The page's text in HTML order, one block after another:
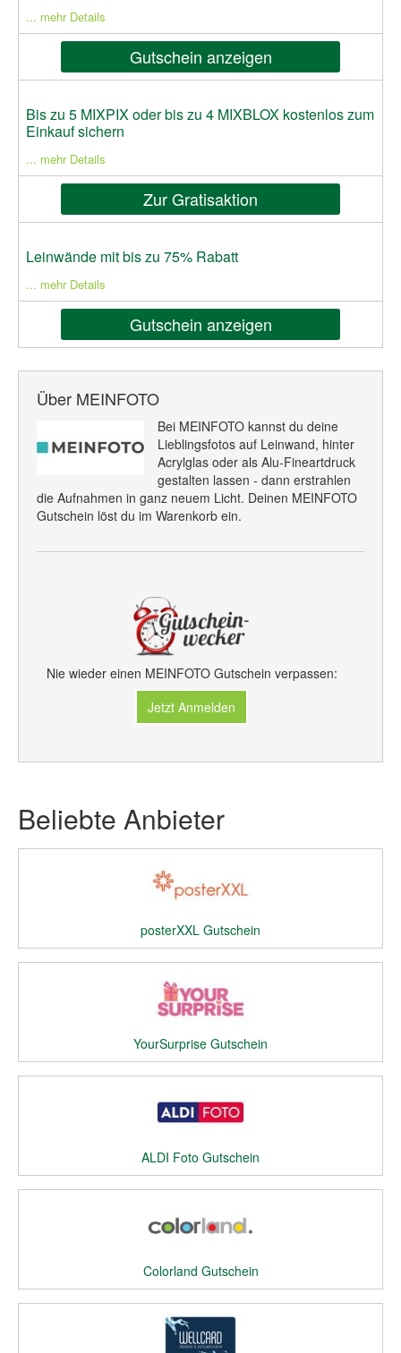
... mehr Details
Gutschein anzeigen
Bis zu 5 MIXPIX oder bis zu 4 MIXBLOX kostenlos zum
Einkauf sichern
... mehr Details
Zur Gratisaktion
Leinwände mit bis zu 75% Rabatt
... mehr Details
Gutschein anzeigen
Über MEINFOTO
Bei MEINFOTO kannst du deine
Lieblingsfotos auf Leinwand, hinter
Acrylglas oder als Alu-Fineartdruck
gestalten lassen - dann erstrahlen
die Aufnahmen in ganz neuem Licht. Deinen MEINFOTO
Gutschein löst du im Warenkorb ein.
Nie wieder einen MEINFOTO Gutschein verpassen:
Jetzt Anmelden
Beliebte Anbieter
posterXXL Gutschein
YourSurprise Gutschein
ALDI Foto Gutschein
Colorland Gutschein